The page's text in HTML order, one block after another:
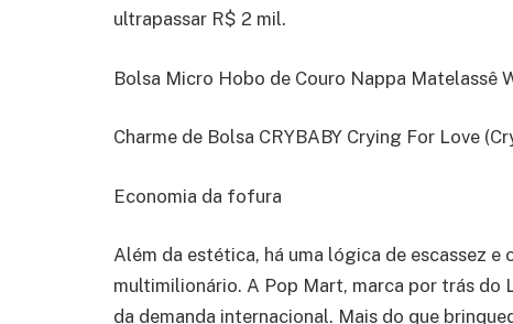
ultrapassar R$ 2 mil.
Bolsa Micro Hobo de Couro Nappa Matelassê
Charme de Bolsa CRYBABY Crying For Love
Economia da fofura
Além da estética, há uma lógica de escassez
multimilionário. A Pop Mart, marca por trás do
da demanda internacional. Mais do que